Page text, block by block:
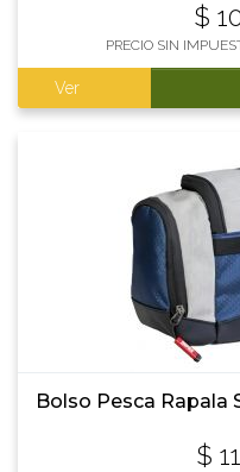
$
PRECIO SIN
Ver
Bolso Pesca Rapala
$